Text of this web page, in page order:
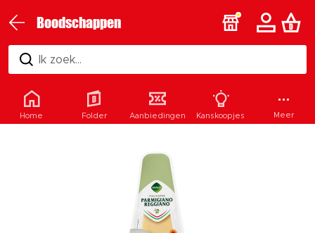
Boodschappen
Ik zoek...
Home Folder Aanbiedingen Kanskoopjes Meer